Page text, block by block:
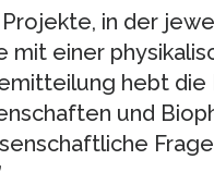
in der
einer
hebt die
und